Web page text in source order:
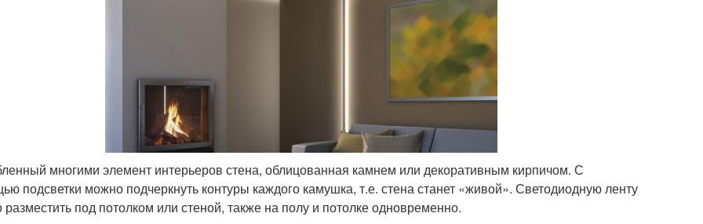
многими элемент интерьеров стена, облицованная камнем или декоративным кирпичом. С
подсветки можно подчеркнуть контуры каждого камушка, т.е. стена станет «живой». Светодиодную ленту
под потолком или стеной, также на полу и потолке одновременно.